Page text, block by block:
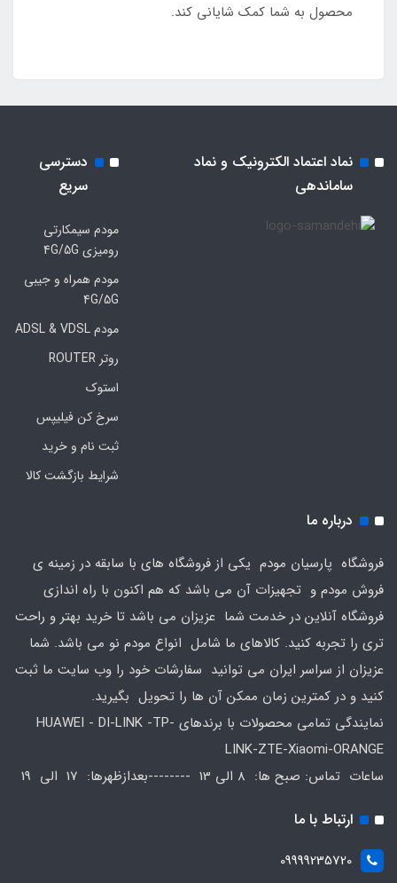
محصول به شما کمک شایانی کند.
نماد اعتماد الکترونیک و نماد
ساماندهی
دسترسی
سریع
مودم سیمکارتی
رومیزی 4G/5G
مودم همراه و جیبی
4G/5G
مودم ADSL & VDSL
روتر ROUTER
استوک
سرخ کن فیلیپس
ثبت نام و خرید
شرایط بازگشت کالا
درباره ما
فروشگاه پارسیان مودم یکی از فروشگاه های با سابقه در زمینه ی
فروش مودم و تجهیزات آن می باشد که هم اکنون با راه اندازی
فروشگاه آنلاین در خدمت شما عزیزان می باشد تا خرید بهتر و راحت
تری را تجربه کنید. کالاهای ما شامل انواع مودم نو می باشد. شما
عزیزان از سراسر ایران می توانید سفارشات خود را وب سایت ما ثبت
کنید و در کمترین زمان ممکن آن ها را تحویل بگیرید.
نمایندگی تمامی محصولات با برندهای HUAWEI - DI-LINK -TP-
LINK-ZTE-Xiaomi-ORANGE
ساعات تماس: صبح ها: 8 الی 13 --------بعدازظهرها: 17 الی 19
ارتباط با ما
09999235720